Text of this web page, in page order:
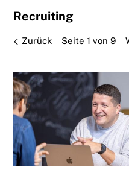
Recruiting
ZurückSeite 1 von 9